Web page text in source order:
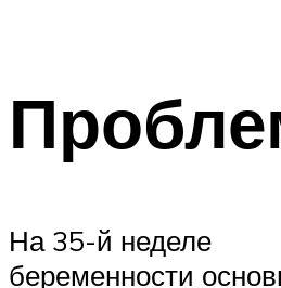
На 35-й неделе
беременности